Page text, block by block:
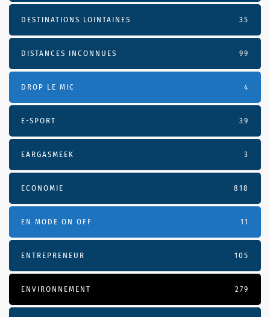
DESTINATIONS LOINTAINES 35
DISTANCES INCONNUES 99
DROP LE MIC 4
E-SPORT 39
EARGASMEEK 3
ECONOMIE 818
EN MODE ON OFF 11
ENTREPRENEUR 105
ENVIRONNEMENT 279